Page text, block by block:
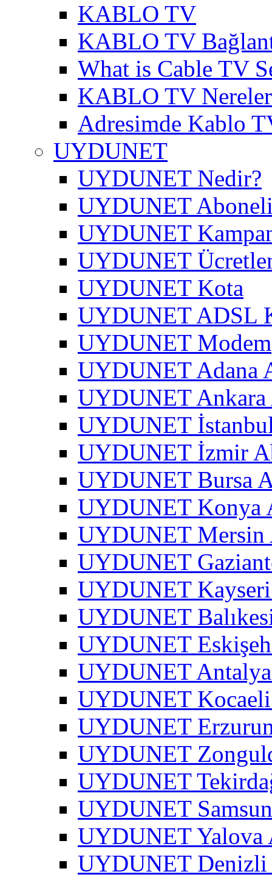
KABLO TV
KABLO TV
What is Cable TV
KABLO TV
Adresimde Kablo
UYDUNET
UYDUNET Nedir?
UYDUNET
UYDUNET
UYDUNET
UYDUNET Kota
UYDUNET ADSL
UYDUNET Modem
UYDUNET Adana
UYDUNET
UYDUNET
UYDUNET İzmir
UYDUNET Bursa
UYDUNET Konya
UYDUNET Mersin
UYDUNET
UYDUNET
UYDUNET
UYDUNET
UYDUNET
UYDUNET
UYDUNET
UYDUNET
UYDUNET
UYDUNET
UYDUNET Yalova
UYDUNET